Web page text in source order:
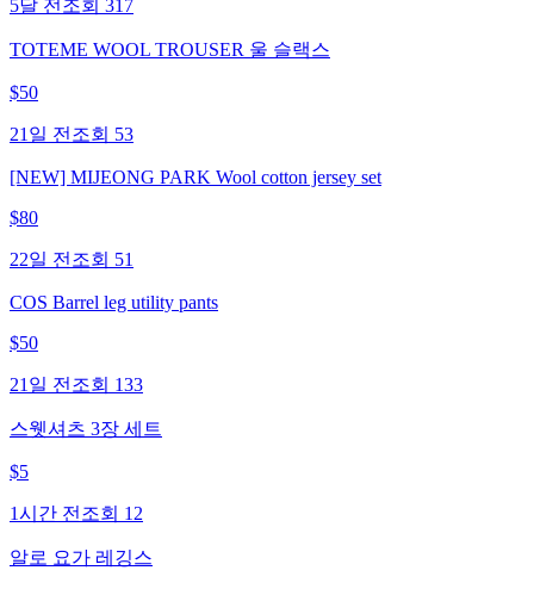
5달 전 조회 317
TOTEME WOOL TROUSER 울 슬랙스
$50
21일 전 조회 53
[NEW] MIJEONG PARK Wool cotton jersey set
$80
22일 전 조회 51
COS Barrel leg utility pants
$50
21일 전 조회 133
스웻셔츠 3장 세트
$5
1시간 전 조회 12
알로 요가 레깅스